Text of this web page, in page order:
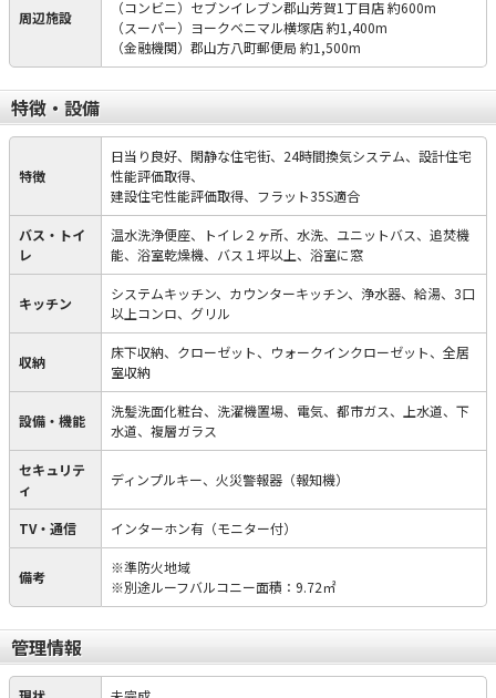
周辺施設
（コンビニ）セブンイレブン郡山芳賀1丁目店 約600m
（スーパー）ヨークベニマル横塚店 約1,400m
（金融機関）郡山方八町郵便局 約1,500m
特徴・設備
特徴
日当り良好、閑静な住宅街、24時間換気システム、設計住宅
性能評価取得、
建設住宅性能評価取得、フラット35S適合
バス・トイ
レ
温水洗浄便座、トイレ２ヶ所、水洗、ユニットバス、追焚機
能、浴室乾燥機、バス１坪以上、浴室に窓
キッチン
システムキッチン、カウンターキッチン、浄水器、給湯、3口
以上コンロ、グリル
収納
床下収納、クローゼット、ウォークインクローゼット、全居
室収納
設備・機能
洗髪洗面化粧台、洗濯機置場、電気、都市ガス、上水道、下
水道、複層ガラス
セキュリテ
ィ
ディンプルキー、火災警報器（報知機）
TV・通信 インターホン有（モニター付）
備考
※準防火地域
※別途ルーフバルコニー面積：9.72㎡
管理情報